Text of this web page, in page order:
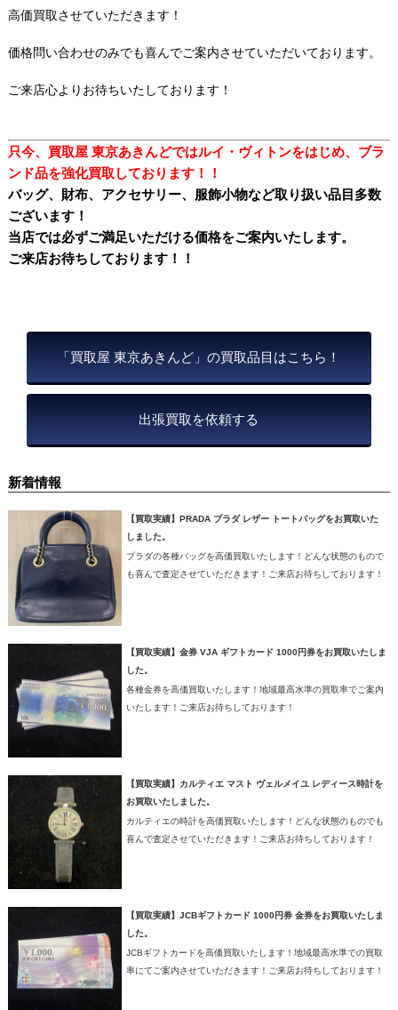
高価買取させていただきます！
価格問い合わせのみでも喜んでご案内させていただいております。
ご来店心よりお待ちいたしております！
只今、買取屋 東京あきんどではルイ・ヴィトンをはじめ、ブラ
ンド品を強化買取しております！！
バッグ、財布、アクセサリー、服飾小物など取り扱い品目多数
ございます！
当店では必ずご満足いただける価格をご案内いたします。
ご来店お待ちしております！！
「買取屋 東京あきんど」の買取品目はこちら！
出張買取を依頼する
新着情報
【買取実績】PRADA プラダ レザー トートバッグをお買取いた
しました。
プラダの各種バッグを高価買取いたします！どんな状態のもので
も喜んで査定させていただきます！ご来店お待ちしております！
【買取実績】金券 VJA ギフトカード 1000円券をお買取いたしま
した。
各種金券を高価買取いたします！地域最高水準の買取率でご案内
いたします！ご来店お待ちしております！
【買取実績】カルティエ マスト ヴェルメイユ レディース時計を
お買取いたしました。
カルティエの時計を高価買取いたします！どんな状態のものでも
喜んで査定させていただきます！ご来店お待ちしております！
【買取実績】JCBギフトカード 1000円券 金券をお買取いたしま
した。
JCBギフトカードを高価買取いたします！地域最高水準での買取
率にてご案内させていただきます！ご来店お待ちしております！